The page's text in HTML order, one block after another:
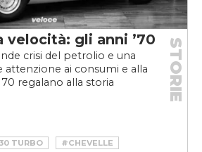
RALLYE
velocità: gli anni ’70
crisi del petrolio e una
ai consumi e alla
regalano alla storia
STORIE
TURBO
#CHEVELLE